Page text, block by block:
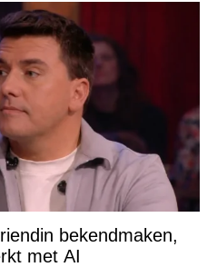
bekendmaken,
met AI